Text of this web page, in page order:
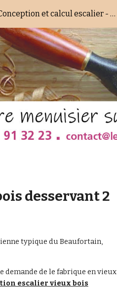
content Conception et calcul escalier - assistance - impression de plans execution
desservant 2
typique du Beaufortain,
de le fabrique en vieux
escalier vieux bois